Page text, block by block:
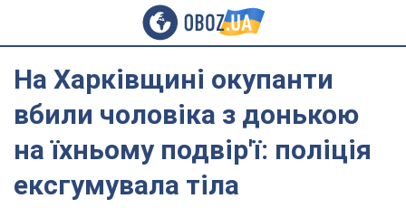
На Харківщині окупанти
вбили чоловіка з донькою
на їхньому подвір'ї: поліція
ексгумувала тіла